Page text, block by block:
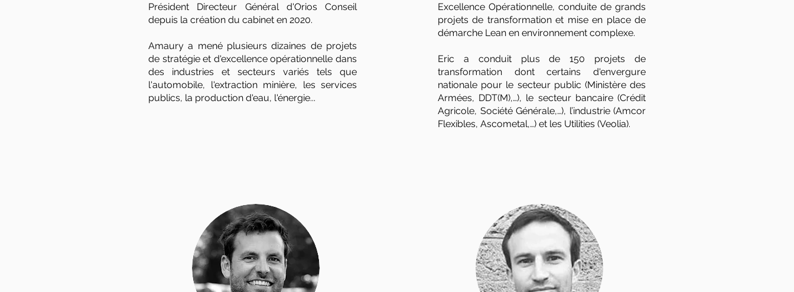
Président Directeur Général d'Orios Conseil
depuis la création du cabinet en 2020.
Amaury a mené plusieurs dizaines de projets
de stratégie et d'excellence opérationnelle dans
des industries et secteurs variés tels que
l'automobile, l'extraction minière, les services
publics, la production d'eau, l'énergie...
Excellence Opérationnelle, conduite de grands
projets de transformation et mise en place de
démarche Lean en environnement complexe.
Eric a conduit plus de 150 projets de
transformation dont certains d'envergure
nationale pour le secteur public (Ministère des
Armées, DDT(M),…), le secteur bancaire (Crédit
Agricole, Société Générale,…), l’industrie (Amcor
Flexibles, Ascometal,…) et les Utilities (Veolia).